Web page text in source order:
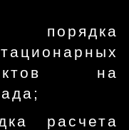
порядка
на
расчета